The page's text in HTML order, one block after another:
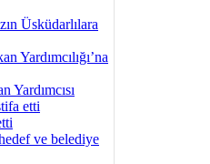
Üsküdarlılara
Yardımcılığı’na
Yardımcısı
etti
ve belediye